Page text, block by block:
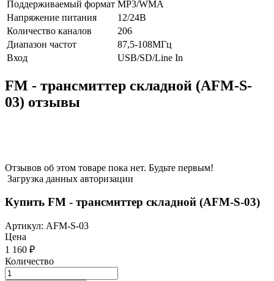
Поддерживаемый формат MP3/WMA
Напряжение питания
12/24В
Количество каналов
206
Диапазон частот
87,5-108МГц
Вход
USB/SD/Line In
FM - трансмиттер складной (AFM-S-
03) отзывы
Отзывов об этом товаре пока нет. Будьте первым!
Загрузка данных авторизации
Купить FM - трансмиттер складной (AFM-S-03)
Артикул: AFM-S-03
Цена
1 160 ₽
Количество